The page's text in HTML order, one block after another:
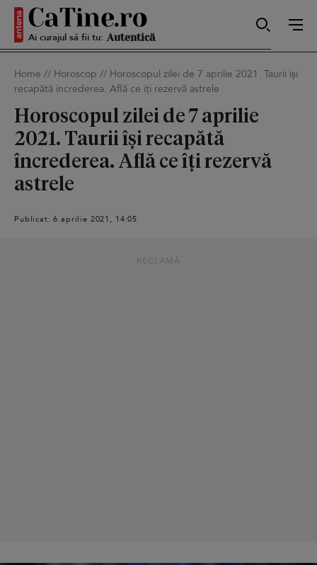
Ai curajul să fii tu: Sexy
Smart
Home // Horoscop // Horoscopul zilei de 7 aprilie 2021. Taurii își
recapătă încrederea. Află ce îți rezervă astrele
Horoscopul zilei de 7 aprilie
2021. Taurii își recapătă
încrederea. Află ce îți rezervă
astrele
Publicat: 6 aprilie 2021, 14:05
RECLAMĂ